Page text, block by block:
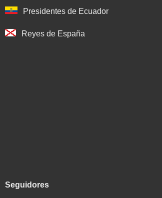
Presidentes de Ecuador
Reyes de España
Seguidores